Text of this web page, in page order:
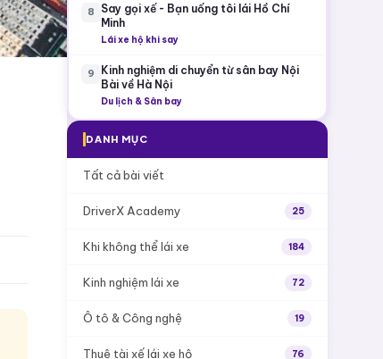
8
Say gọi xế - Bạn uống tôi lái Hồ Chí
Minh
Lái xe hộ khi say
9
Kinh nghiệm di chuyển từ sân bay Nội
Bài về Hà Nội
Du lịch & Sân bay
DANH MỤC
Tất cả bài viết
DriverX Academy 25
Khi không thể lái xe 184
Kinh nghiệm lái xe 72
Ô tô & Công nghệ 19
Thuê tài xế lái xe hộ 76